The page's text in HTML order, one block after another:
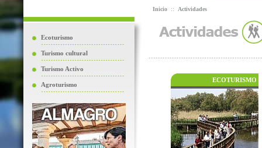
Ecoturismo
Turismo cultural
Turismo Activo
Agroturismo
Inicio :: Actividades
ECOTURISMO